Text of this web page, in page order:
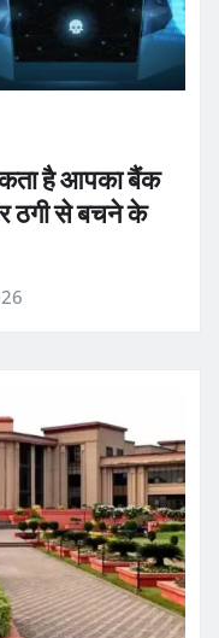
है आपका बैंक
ठगी से बचने के